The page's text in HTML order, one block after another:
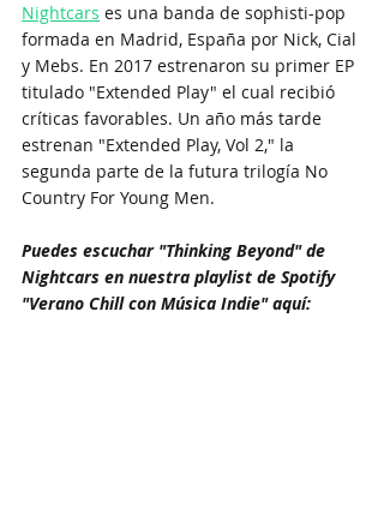
Nightcars es una banda de sophisti-pop
formada en Madrid, España por Nick, Cial
y Mebs. En 2017 estrenaron su primer EP
titulado "Extended Play" el cual recibió
críticas favorables. Un año más tarde
estrenan "Extended Play, Vol 2," la
segunda parte de la futura trilogía No
Country For Young Men.
Puedes escuchar "Thinking Beyond" de
Nightcars en nuestra playlist de Spotify
"Verano Chill con Música Indie" aquí: